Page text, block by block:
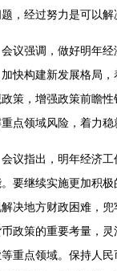
题，经过努力是可以
会议强调，做好明年
快构建新发展格局
策，增强政策前瞻
点领域风险，着力
会议指出，明年经济
要继续实施更加积
决地方财政困难，
币政策的重要考量，
重点领域。保持人